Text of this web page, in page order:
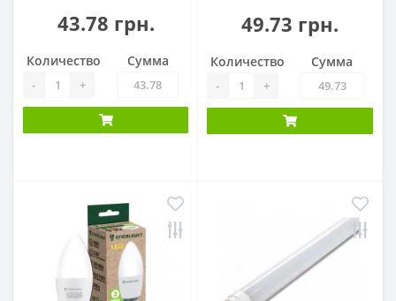
43.78 грн.
Количество
- +
Сумма
49.73 грн.
Количество
- +
Сумма